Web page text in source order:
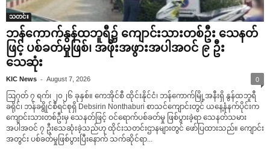
သတင်း
ဘန်ကောက်နွန်ထဘူရီ၌ ကျောင်းသားတစ်ဦး သေနတ်
ဖြင့် ပစ်ခတ်မှုဖြစ်၊ အဖိုးအဖွားအပါအဝင် ၉ ဦး
သေဆုံး
KIC News - August 7, 2026 0
ဩဂုတ် ၇ ရက်၊ ၂၀၂၆ ခုနှစ်။ ကေအိုင်စီ ထိုင်းနိုင်ငံ၊ ဘန်ကောက်မြို့အနီးရှိ နွန်ထဘူရီ
ခရိုင်၊ ဘန်ခရွိုင်စီရင်စုရှိ Debsirin Nonthaburi စာသင်ကျောင်းတွင် ယနေ့နံနက်ပိုင်းက
ကျောင်းသားတစ်ဦးမှ သေနတ်ဖြင့် ဝင်ရောက်ပစ်ခတ်မှု ဖြစ်ပွားခဲ့ရာ သေနတ်သမား
အပါအဝင် ၇ ဦးသေဆုံးခဲ့သည်ဟု ထိုင်းသတင်းဌာနများတွင် ဖော်ပြထားသည်။ ကျောင်း
အတွင်း ပစ်ခတ်မှုဖြစ်ပွားပြီးနောက် သက်ဆိုင်ရာ...